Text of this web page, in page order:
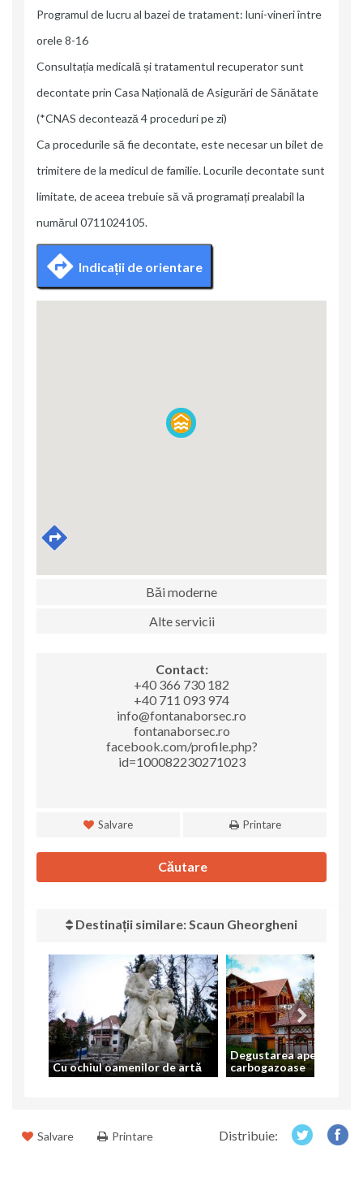
Programul de lucru al bazei de tratament: luni-vineri între
orele 8-16
Consultația medicală și tratamentul recuperator sunt
decontate prin Casa Națională de Asigurări de Sănătate
(*CNAS decontează 4 proceduri pe zi)
Ca procedurile să fie decontate, este necesar un bilet de
trimitere de la medicul de familie. Locurile decontate sunt
limitate, de aceea trebuie să vă programați prealabil la
numărul 0711024105.
Indicații de orientare
Băi moderne
Alte servicii
Contact:
+40 366 730 182
+40 711 093 974
info@fontanaborsec.ro
fontanaborsec.ro
facebook.com/profile.php?
id=100082230271023
Salvare Printare
Căutare
Destinații similare: Scaun Gheorgheni
Cu ochiul oamenilor de artă
Degustarea apelor
carbogazoase
Salvare Printare Distribuie: